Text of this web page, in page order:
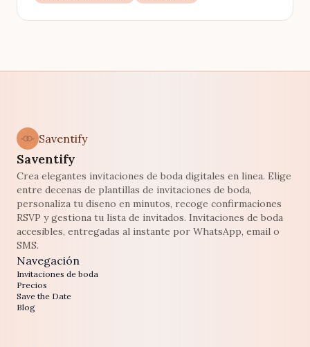
Saventify
Saventify
Crea elegantes invitaciones de boda digitales en linea. Elige
entre decenas de plantillas de invitaciones de boda,
personaliza tu diseno en minutos, recoge confirmaciones
RSVP y gestiona tu lista de invitados. Invitaciones de boda
accesibles, entregadas al instante por WhatsApp, email o
SMS.
Navegación
Invitaciones de boda
Precios
Save the Date
Blog